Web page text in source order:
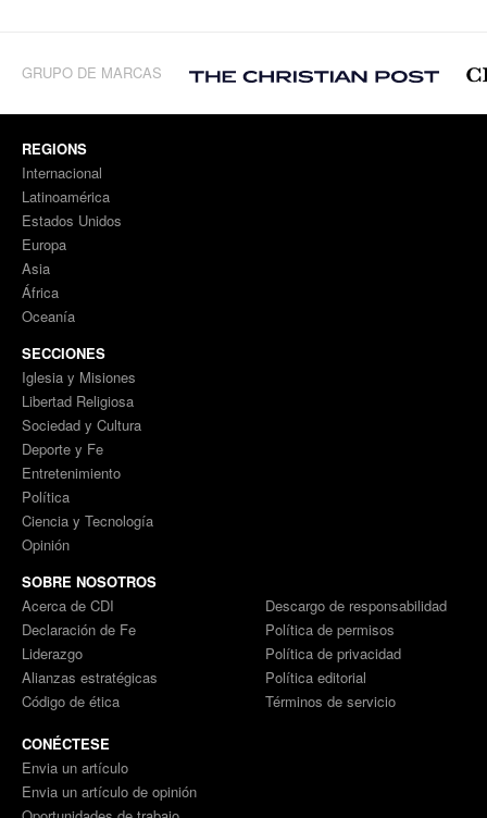
GRUPO DE MARCAS
REGIONS
Internacional
Latinoamérica
Estados Unidos
Europa
Asia
África
Oceanía
SECCIONES
Iglesia y Misiones
Libertad Religiosa
Sociedad y Cultura
Deporte y Fe
Entretenimiento
Política
Ciencia y Tecnología
Opinión
SOBRE NOSOTROS
Acerca de CDI
Declaración de Fe
Liderazgo
Alianzas estratégicas
Código de ética
Descargo de responsabilidad
Política de permisos
Política de privacidad
Política editorial
Términos de servicio
CONÉCTESE
Envia un artículo
Envia un artículo de opinión